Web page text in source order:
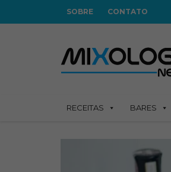
SOBRE CONTATO
RECEITAS BARES